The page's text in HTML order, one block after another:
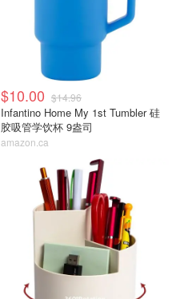
$10.00 $14.96
Infantino Home My 1st Tumbler 硅
胶吸管学饮杯 9盎司
amazon.ca